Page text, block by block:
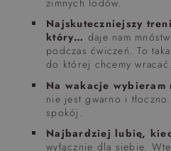
Najskuteczniejszy
który… daje nam
podczas ćwiczeń. To
do której chcemy wracać.
Na wakacje wybieram
nie jest gwarno i
spokój.
Najbardziej lubię,
wyłącznie dla siebie.